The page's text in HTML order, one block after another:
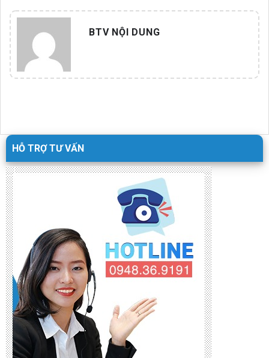
BTV NỘI DUNG
HỖ TRỢ TƯ VẤN